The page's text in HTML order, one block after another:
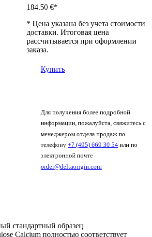
184.50 €*
* Цена указана без учета стоимости
доставки. Итоговая цена
рассчитывается при оформлении
заказа.
Купить
Для получения более подробной
информации, пожалуйста, свяжитесь с
менеджером отдела продаж по
телефону +7 (495) 669 30 54 или по
электронной почте
order@deltaorigin.com
стандартный образец
Calcium полностью соответствует